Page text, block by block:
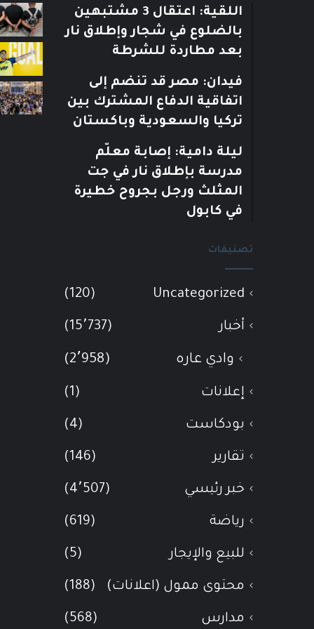
اللقية: اعتقال 3 مشتبهين
بالضلوع في شجار وإطلاق نار
بعد مطاردة للشرطة
فيدان: مصر قد تنضم إلى
اتفاقية الدفاع المشترك بين
تركيا والسعودية وباكستان
ليلة دامية: إصابة معلّم
مدرسة بإطلاق نار في جت
المثلث ورجل بجروح خطيرة
في كابول
تصنيفات
Uncategorized
(120)
أخبار (15٬737)
وادي عاره (2٬958)
إعلانات (1)
بودكاست (4)
تقارير (146)
خبر رئيسي (4٬507)
رياضة (619)
للبيع والإيجار (5)
محتوى ممول (اعلانات) (188)
مدارس (568)